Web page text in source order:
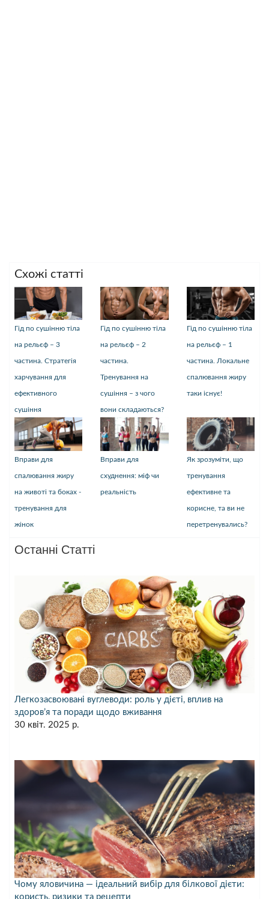
Схожі статті
Гід по сушінню тіла
на рельєф – 3
частина. Стратегія
харчування для
ефективного
сушіння
Гід по сушінню тіла
на рельєф – 2
частина.
Тренування на
сушіння – з чого
вони складаються?
Гід по сушінню тіла
на рельєф – 1
частина. Локальне
спалювання жиру
таки існує!
Вправи для
спалювання жиру
на животі та боках -
тренування для
жінок
Вправи для
схуднення: міф чи
реальність
Як зрозуміти, що
тренування
ефективне та
корисне, та ви не
перетренувались?
Останні Статті
Легкозасвоювані вуглеводи: роль у дієті, вплив на
здоров’я та поради щодо вживання
30 квіт. 2025 р.
Чому яловичина — ідеальний вибір для білкової дієти:
користь, ризики та рецепти